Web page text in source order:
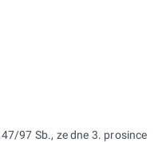
97 Sb., ze dne 3. prosince